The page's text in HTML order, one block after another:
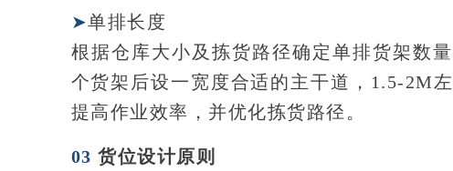
➤单排长度
根据仓库大小及拣货路径确定单排货架数
个货架后设一宽度合适的主干道，1.5-2M
提高作业效率，并优化拣货路径。
03 货位设计原则